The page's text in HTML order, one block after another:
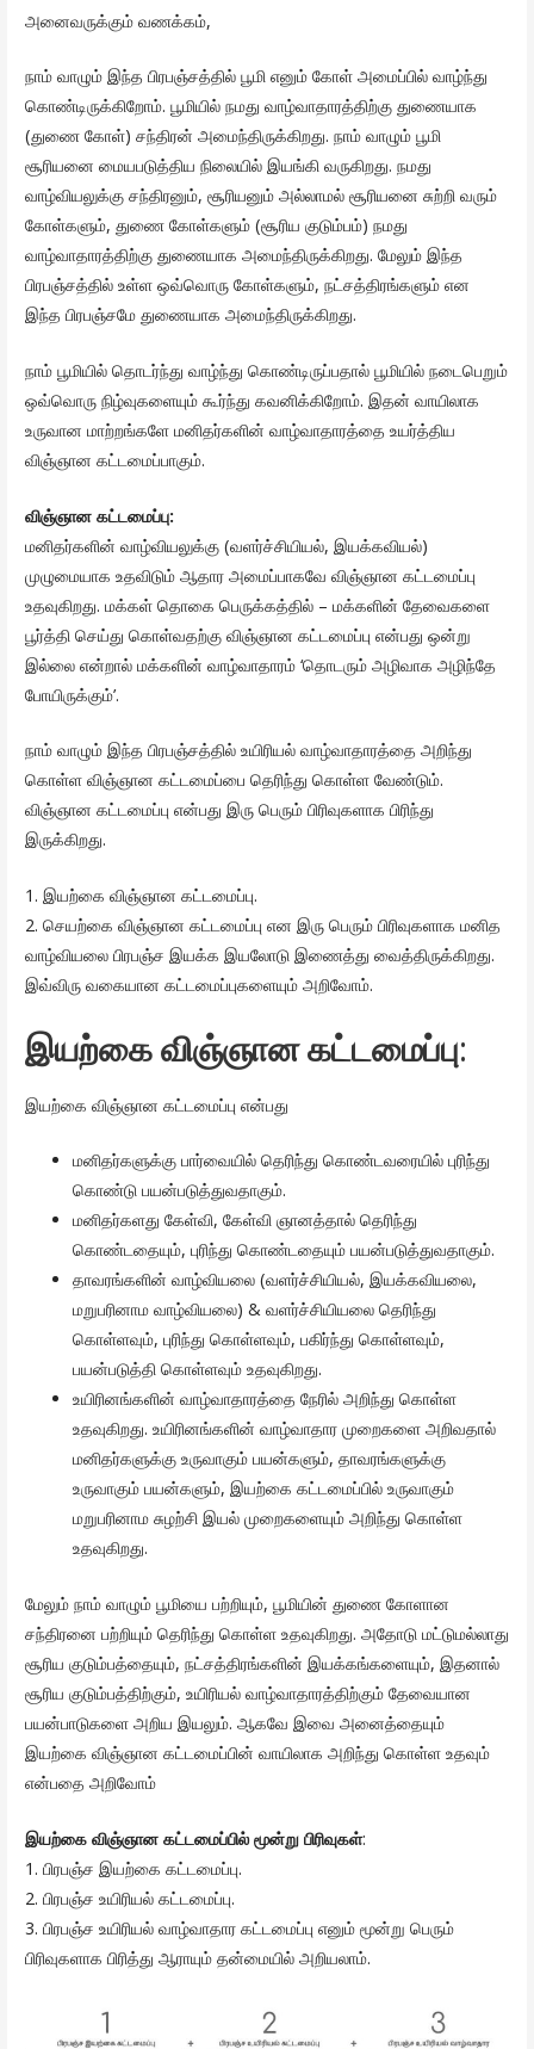
அனைவருக்கும் வணக்கம்,
நாம் வாழும் இந்த பிரபஞ்சத்தில் பூமி எனும் கோள் அமைப்பில் வாழ்ந்து
கொண்டிருக்கிறோம். பூமியில் நமது வாழ்வாதாரத்திற்கு துணையாக
(துணை கோள்) சந்திரன் அமைந்திருக்கிறது. நாம் வாழும் பூமி
சூரியனை மையபடுத்திய நிலையில் இயங்கி வருகிறது. நமது
வாழ்வியலுக்கு சந்திரனும், சூரியனும் அல்லாமல் சூரியனை சுற்றி வரும்
கோள்களும், துணை கோள்களும் (சூரிய குடும்பம்) நமது
வாழ்வாதாரத்திற்கு துணையாக அமைந்திருக்கிறது. மேலும் இந்த
பிரபஞ்சத்தில் உள்ள ஒவ்வொரு கோள்களும், நட்சத்திரங்களும் என
இந்த பிரபஞ்சமே துணையாக அமைந்திருக்கிறது.
நாம் பூமியில் தொடர்ந்து வாழ்ந்து கொண்டிருப்பதால் பூமியில் நடைபெறும்
ஒவ்வொரு நிழ்வுகளையும் கூர்ந்து கவனிக்கிறோம். இதன் வாயிலாக
உருவான மாற்றங்களே மனிதர்களின் வாழ்வாதாரத்தை உயர்த்திய
விஞ்ஞான கட்டமைப்பாகும்.
விஞ்ஞான கட்டமைப்பு:
மனிதர்களின் வாழ்வியலுக்கு (வளர்ச்சியியல், இயக்கவியல்)
முழுமையாக உதவிடும் ஆதார அமைப்பாகவே விஞ்ஞான கட்டமைப்பு
உதவுகிறது. மக்கள் தொகை பெருக்கத்தில் – மக்களின் தேவைகளை
பூர்த்தி செய்து கொள்வதற்கு விஞ்ஞான கட்டமைப்பு என்பது ஒன்று
இல்லை என்றால் மக்களின் வாழ்வாதாரம் ‘தொடரும் அழிவாக அழிந்தே
போயிருக்கும்’.
நாம் வாழும் இந்த பிரபஞ்சத்தில் உயிரியல் வாழ்வாதாரத்தை அறிந்து
கொள்ள விஞ்ஞான கட்டமைப்பை தெரிந்து கொள்ள வேண்டும்.
விஞ்ஞான கட்டமைப்பு என்பது இரு பெரும் பிரிவுகளாக பிரிந்து
இருக்கிறது.
1. இயற்கை விஞ்ஞான கட்டமைப்பு.
2. செயற்கை விஞ்ஞான கட்டமைப்பு என இரு பெரும் பிரிவுகளாக மனித
வாழ்வியலை பிரபஞ்ச இயக்க இயலோடு இணைத்து வைத்திருக்கிறது.
இவ்விரு வகையான கட்டமைப்புகளையும் அறிவோம்.
இயற்கை விஞ்ஞான கட்டமைப்பு:
இயற்கை விஞ்ஞான கட்டமைப்பு என்பது
மனிதர்களுக்கு பார்வையில் தெரிந்து கொண்டவரையில் புரிந்து
கொண்டு பயன்படுத்துவதாகும்.
மனிதர்களது கேள்வி, கேள்வி ஞானத்தால் தெரிந்து
கொண்டதையும், புரிந்து கொண்டதையும் பயன்படுத்துவதாகும்.
தாவரங்களின் வாழ்வியலை (வளர்ச்சியியல், இயக்கவியலை,
மறுபரினாம வாழ்வியலை) & வளர்ச்சியியலை தெரிந்து
கொள்ளவும், புரிந்து கொள்ளவும், பகிர்ந்து கொள்ளவும்,
பயன்படுத்தி கொள்ளவும் உதவுகிறது.
உயிரினங்களின் வாழ்வாதாரத்தை நேரில் அறிந்து கொள்ள
உதவுகிறது. உயிரினங்களின் வாழ்வாதார முறைகளை அறிவதால்
மனிதர்களுக்கு உருவாகும் பயன்களும், தாவரங்களுக்கு
உருவாகும் பயன்களும், இயற்கை கட்டமைப்பில் உருவாகும்
மறுபரினாம சுழற்சி இயல் முறைகளையும் அறிந்து கொள்ள
உதவுகிறது.
மேலும் நாம் வாழும் பூமியை பற்றியும், பூமியின் துணை கோளான
சந்திரனை பற்றியும் தெரிந்து கொள்ள உதவுகிறது. அதோடு மட்டுமல்லாது
சூரிய குடும்பத்தையும், நட்சத்திரங்களின் இயக்கங்களையும், இதனால்
சூரிய குடும்பத்திற்கும், உயிரியல் வாழ்வாதாரத்திற்கும் தேவையான
பயன்பாடுகளை அறிய இயலும். ஆகவே இவை அனைத்தையும்
இயற்கை விஞ்ஞான கட்டமைப்பின் வாயிலாக அறிந்து கொள்ள உதவும்
என்பதை அறிவோம்
இயற்கை விஞ்ஞான கட்டமைப்பில் மூன்று பிரிவுகள்:
1. பிரபஞ்ச இயற்கை கட்டமைப்பு.
2. பிரபஞ்ச உயிரியல் கட்டமைப்பு.
3. பிரபஞ்ச உயிரியல் வாழ்வாதார கட்டமைப்பு எனும் மூன்று பெரும்
பிரிவுகளாக பிரித்து ஆராயும் தன்மையில் அறியலாம்.